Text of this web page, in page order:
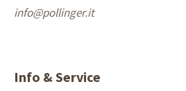
info@pollinger.it
Info & Service